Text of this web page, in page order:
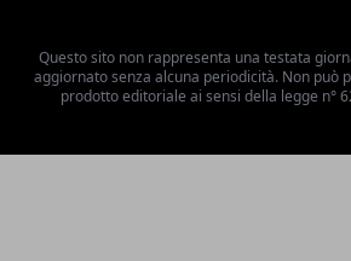
Questo sito non rappresenta una testata
aggiornato senza alcuna periodicità. Non può
prodotto editoriale ai sensi della legge n°